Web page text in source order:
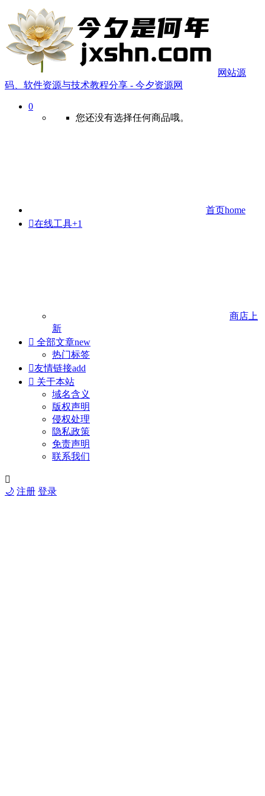
网站源
码、软件资源与技术教程分享 - 今夕资源网
0
您还没有选择任何商品哦。
首页home
在线工具+1
商店 上
新
 全部文章new
热门标签
友情链接add
 关于本站
域名含义
版权声明
侵权处理
隐私政策
免责声明
联系我们

🌙 注册 登录